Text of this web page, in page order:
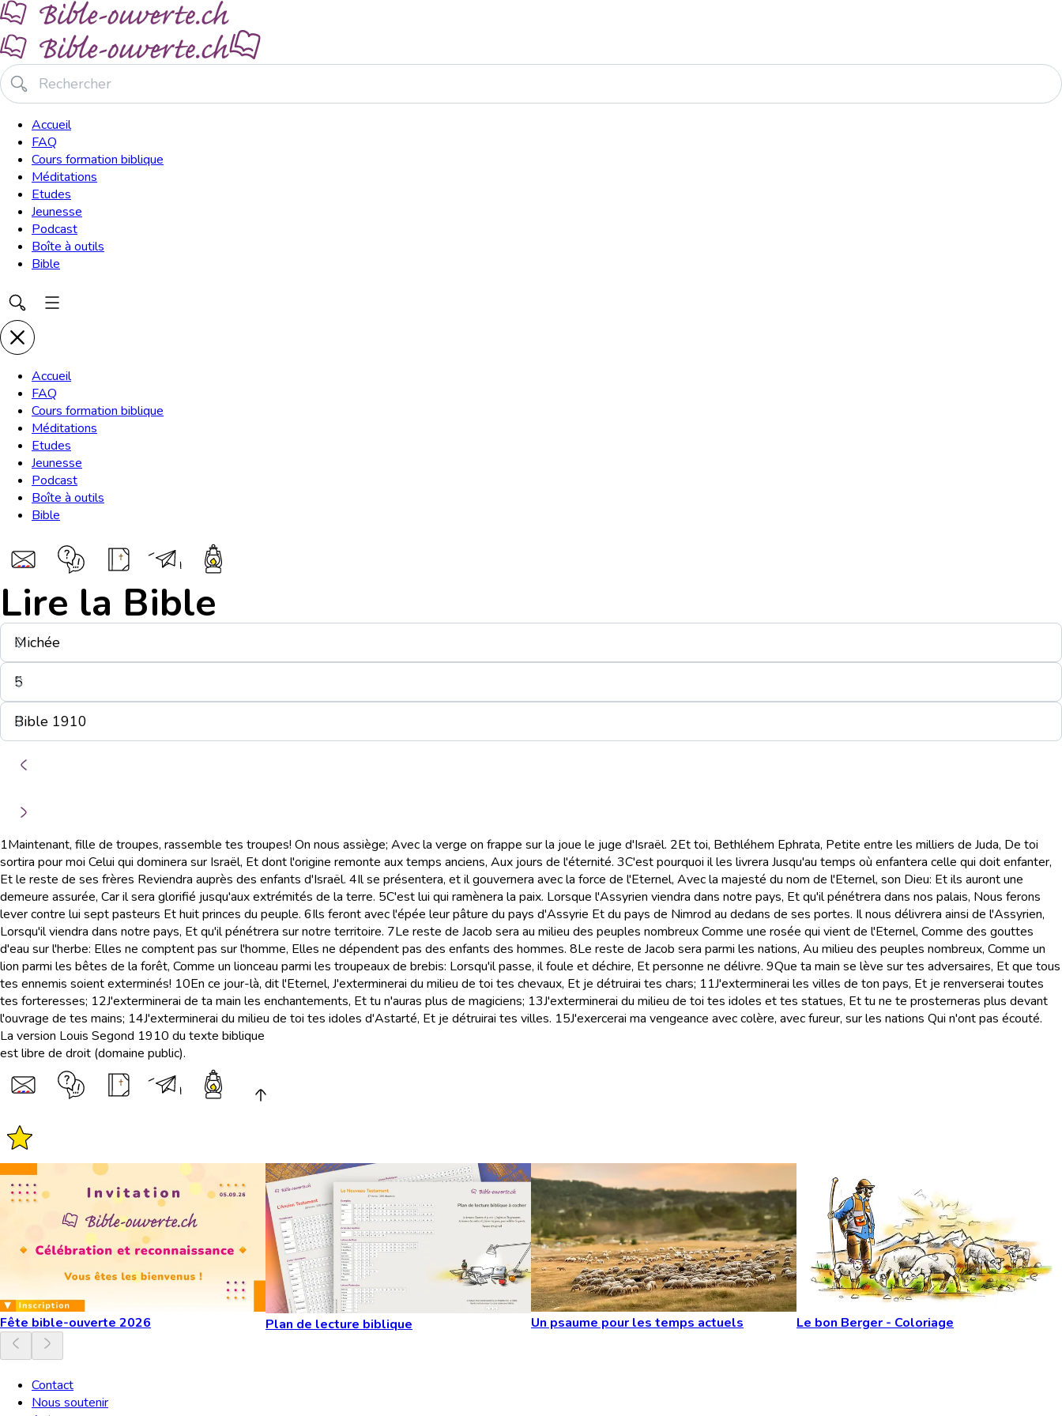
Accueil
FAQ
Cours formation biblique
Méditations
Etudes
Jeunesse
Podcast
Boîte à outils
Bible
Accueil
FAQ
Cours formation biblique
Méditations
Etudes
Jeunesse
Podcast
Boîte à outils
Bible
Lire la Bible
1Maintenant, fille de troupes, rassemble tes troupes! On nous assiège; Avec la verge on frappe sur la joue le juge d'Israël. 2Et toi, Bethléhem Ephrata, Petite entre les milliers de Juda, De toi
sortira pour moi Celui qui dominera sur Israël, Et dont l'origine remonte aux temps anciens, Aux jours de l'éternité. 3C'est pourquoi il les livrera Jusqu'au temps où enfantera celle qui doit enfanter,
Et le reste de ses frères Reviendra auprès des enfants d'Israël. 4Il se présentera, et il gouvernera avec la force de l'Eternel, Avec la majesté du nom de l'Eternel, son Dieu: Et ils auront une
demeure assurée, Car il sera glorifié jusqu'aux extrémités de la terre. 5C'est lui qui ramènera la paix. Lorsque l'Assyrien viendra dans notre pays, Et qu'il pénétrera dans nos palais, Nous ferons
lever contre lui sept pasteurs Et huit princes du peuple. 6Ils feront avec l'épée leur pâture du pays d'Assyrie Et du pays de Nimrod au dedans de ses portes. Il nous délivrera ainsi de l'Assyrien,
Lorsqu'il viendra dans notre pays, Et qu'il pénétrera sur notre territoire. 7Le reste de Jacob sera au milieu des peuples nombreux Comme une rosée qui vient de l'Eternel, Comme des gouttes
d'eau sur l'herbe: Elles ne comptent pas sur l'homme, Elles ne dépendent pas des enfants des hommes. 8Le reste de Jacob sera parmi les nations, Au milieu des peuples nombreux, Comme un
lion parmi les bêtes de la forêt, Comme un lionceau parmi les troupeaux de brebis: Lorsqu'il passe, il foule et déchire, Et personne ne délivre. 9Que ta main se lève sur tes adversaires, Et que tous
tes ennemis soient exterminés! 10En ce jour-là, dit l'Eternel, J'exterminerai du milieu de toi tes chevaux, Et je détruirai tes chars; 11J'exterminerai les villes de ton pays, Et je renverserai toutes
tes forteresses; 12J'exterminerai de ta main les enchantements, Et tu n'auras plus de magiciens; 13J'exterminerai du milieu de toi tes idoles et tes statues, Et tu ne te prosterneras plus devant
l'ouvrage de tes mains; 14J'exterminerai du milieu de toi tes idoles d'Astarté, Et je détruirai tes villes. 15J'exercerai ma vengeance avec colère, avec fureur, sur les nations Qui n'ont pas écouté.
La version Louis Segond 1910 du texte biblique
est libre de droit (domaine public).
Fête bible-ouverte 2026 Plan de lecture biblique Un psaume pour les temps actuels Le bon Berger - Coloriage
Contact
Nous soutenir